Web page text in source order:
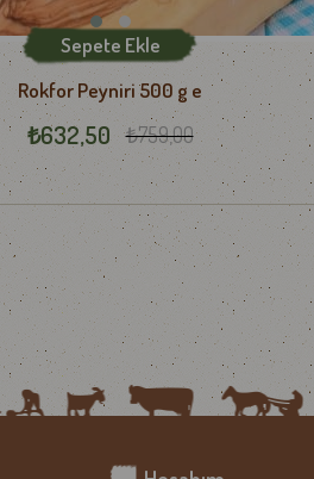
Rokfor Peyniri 500 g e
₺632,50 ₺759,00
Sepete Ekle